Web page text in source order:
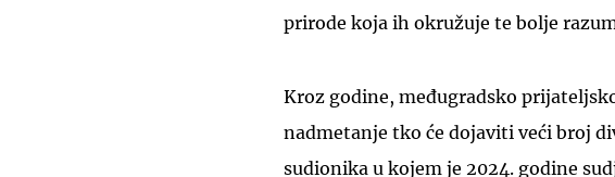
prirode koja ih okružuje te bolje
Kroz godine, međugradsko
nadmetanje tko će dojaviti veći broj
sudionika u kojem je 2024. godine